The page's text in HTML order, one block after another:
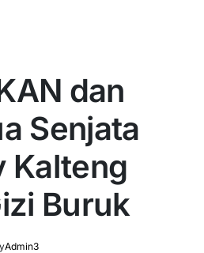
dan
Senjata
Kalteng
Buruk
Admin3